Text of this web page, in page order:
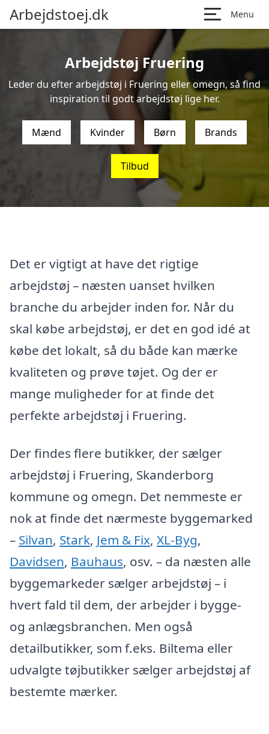
Arbejdstoej.dk Menu
Arbejdstøj Fruering
Leder du efter arbejdstøj i Fruering eller omegn, så find
inspiration til godt arbejdstøj lige her.
Mænd Kvinder Børn Brands
Tilbud
Det er vigtigt at have det rigtige
arbejdstøj – næsten uanset hvilken
branche du arbejder inden for. Når du
skal købe arbejdstøj, er det en god idé at
købe det lokalt, så du både kan mærke
kvaliteten og prøve tøjet. Og der er
mange muligheder for at finde det
perfekte arbejdstøj i Fruering.
Der findes flere butikker, der sælger
arbejdstøj i Fruering, Skanderborg
kommune og omegn. Det nemmeste er
nok at finde det nærmeste byggemarked
– Silvan, Stark, Jem & Fix, XL-Byg,
Davidsen, Bauhaus, osv. – da næsten alle
byggemarkeder sælger arbejdstøj – i
hvert fald til dem, der arbejder i bygge-
og anlægsbranchen. Men også
detailbutikker, som f.eks. Biltema eller
udvalgte tøjbutikker sælger arbejdstøj af
bestemte mærker.